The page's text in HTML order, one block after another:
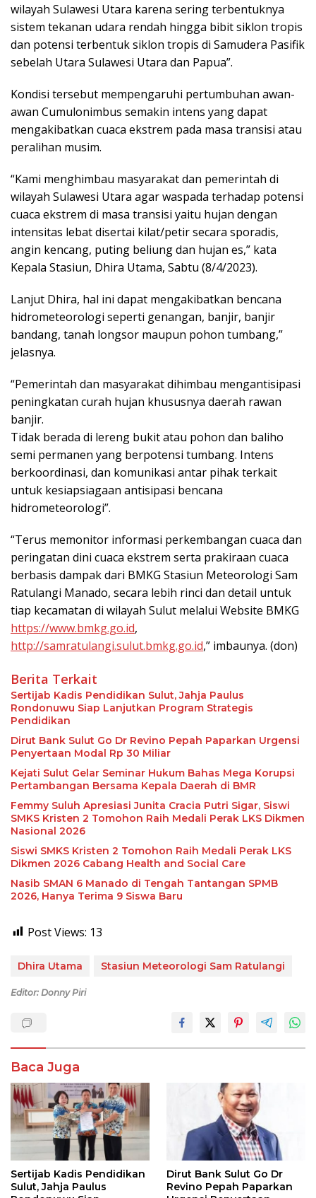
wilayah Sulawesi Utara karena sering terbentuknya
sistem tekanan udara rendah hingga bibit siklon tropis
dan potensi terbentuk siklon tropis di Samudera Pasifik
sebelah Utara Sulawesi Utara dan Papua”.
Kondisi tersebut mempengaruhi pertumbuhan awan-
awan Cumulonimbus semakin intens yang dapat
mengakibatkan cuaca ekstrem pada masa transisi atau
peralihan musim.
“Kami menghimbau masyarakat dan pemerintah di
wilayah Sulawesi Utara agar waspada terhadap potensi
cuaca ekstrem di masa transisi yaitu hujan dengan
intensitas lebat disertai kilat/petir secara sporadis,
angin kencang, puting beliung dan hujan es,” kata
Kepala Stasiun, Dhira Utama, Sabtu (8/4/2023).
Lanjut Dhira, hal ini dapat mengakibatkan bencana
hidrometeorologi seperti genangan, banjir, banjir
bandang, tanah longsor maupun pohon tumbang,”
jelasnya.
“Pemerintah dan masyarakat dihimbau mengantisipasi
peningkatan curah hujan khususnya daerah rawan
banjir.
Tidak berada di lereng bukit atau pohon dan baliho
semi permanen yang berpotensi tumbang. Intens
berkoordinasi, dan komunikasi antar pihak terkait
untuk kesiapsiagaan antisipasi bencana
hidrometeorologi”.
“Terus memonitor informasi perkembangan cuaca dan
peringatan dini cuaca ekstrem serta prakiraan cuaca
berbasis dampak dari BMKG Stasiun Meteorologi Sam
Ratulangi Manado, secara lebih rinci dan detail untuk
tiap kecamatan di wilayah Sulut melalui Website BMKG
https://www.bmkg.go.id,
http://samratulangi.sulut.bmkg.go.id,” imbaunya. (don)
Berita Terkait
Sertijab Kadis Pendidikan Sulut, Jahja Paulus
Rondonuwu Siap Lanjutkan Program Strategis
Pendidikan
Dirut Bank Sulut Go Dr Revino Pepah Paparkan Urgensi
Penyertaan Modal Rp 30 Miliar
Kejati Sulut Gelar Seminar Hukum Bahas Mega Korupsi
Pertambangan Bersama Kepala Daerah di BMR
Femmy Suluh Apresiasi Junita Cracia Putri Sigar, Siswi
SMKS Kristen 2 Tomohon Raih Medali Perak LKS Dikmen
Nasional 2026
Siswi SMKS Kristen 2 Tomohon Raih Medali Perak LKS
Dikmen 2026 Cabang Health and Social Care
Nasib SMAN 6 Manado di Tengah Tantangan SPMB
2026, Hanya Terima 9 Siswa Baru
Post Views: 13
Dhira Utama Stasiun Meteorologi Sam Ratulangi
Editor: Donny Piri
Baca Juga
Sertijab Kadis Pendidikan
Sulut, Jahja Paulus
Dirut Bank Sulut Go Dr
Revino Pepah Paparkan